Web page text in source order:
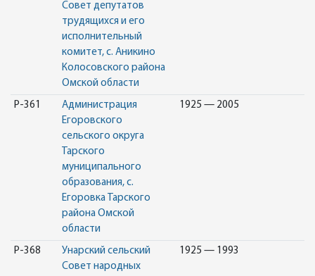
Совет депутатов
трудящихся и его
исполнительный
комитет, с. Аникино
Колосовского района
Омской области
Р-361
Администрация
Егоровского
сельского округа
Тарского
муниципального
образования, с.
Егоровка Тарского
района Омской
области
1925 — 2005
Р-368
Унарский сельский
Совет народных
1925 — 1993